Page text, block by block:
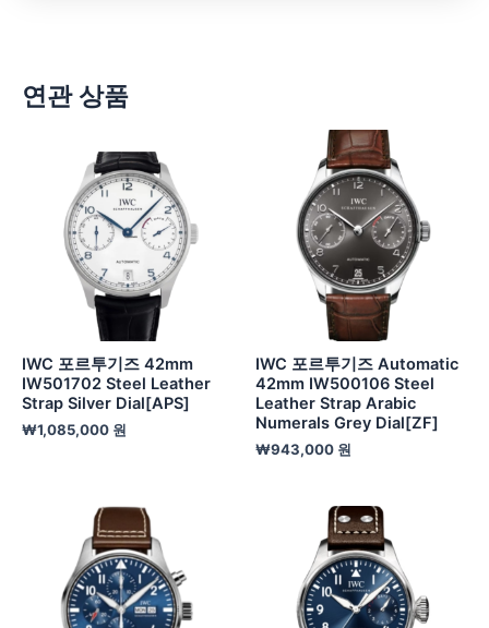
연관 상품
IWC 포르투기즈 42mm
IW501702 Steel Leather
Strap Silver Dial[APS]
₩1,085,000 원
IWC 포르투기즈 Automatic
42mm IW500106 Steel
Leather Strap Arabic
Numerals Grey Dial[ZF]
₩943,000 원